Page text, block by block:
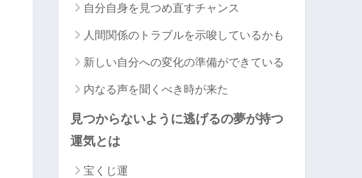
自分自身を見つめ直すチャンス
人間関係のトラブルを示唆しているかも
新しい自分への変化の準備ができている
内なる声を聞くべき時が来た
見つからないように逃げるの夢が持つ
運気とは
宝くじ運